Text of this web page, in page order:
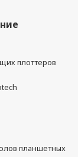
плоттеров
планшетных